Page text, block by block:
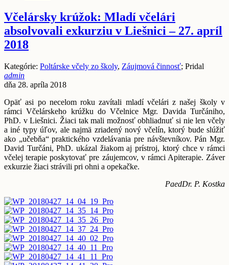
Včelársky krúžok: Mladí včelári
absolvovali exkurziu v Liešnici – 27. apríl
2018
Kategórie: Poltárske včely zo školy, Záujmová činnosť; Pridal
admin
dňa 28. apríla 2018
Opäť asi po necelom roku zavítali mladí včelári z našej školy v
rámci Včelárskeho krúžku do Včelnice Mgr. Davida Turčániho,
PhD. v Liešnici. Žiaci tak mali možnosť obhliadnuť si nie len včely
a iné typy úľov, ale najmä zriadený nový včelín, ktorý bude slúžiť
ako „učebňa“ praktického vzdelávania pre návštevníkov. Pán Mgr.
David Turčáni, PhD. ukázal žiakom aj prístroj, ktorý chce v rámci
včelej terapie poskytovať pre záujemcov, v rámci Apiterapie. Záver
exkurzie žiaci strávili pri ohni a opekačke.
PaedDr. P. Kostka